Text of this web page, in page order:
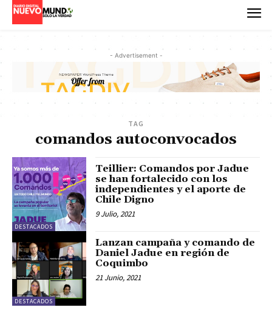
- Advertisement -
TAG
comandos autoconvocados
DESTACADOS
Teillier: Comandos por Jadue
se han fortalecido con los
independientes y el aporte de
Chile Digno
9 Julio, 2021
DESTACADOS
Lanzan campaña y comando de
Daniel Jadue en región de
Coquimbo
21 Junio, 2021